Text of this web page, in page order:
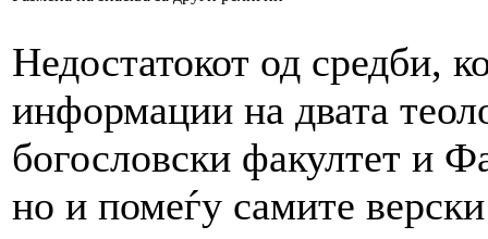
Недостатокот од средби,
информации на двата
богословски факултет и
но и помеѓу самите